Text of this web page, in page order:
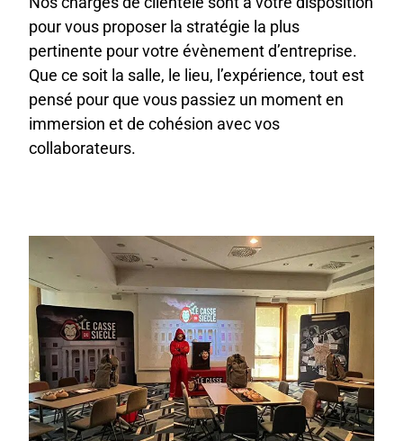
pour vous proposer la stratégie la plus
pertinente pour votre évènement d’entreprise.
Que ce soit la salle, le lieu, l’expérience, tout est
pensé pour que vous passiez un moment en
immersion et de cohésion avec vos
collaborateurs.